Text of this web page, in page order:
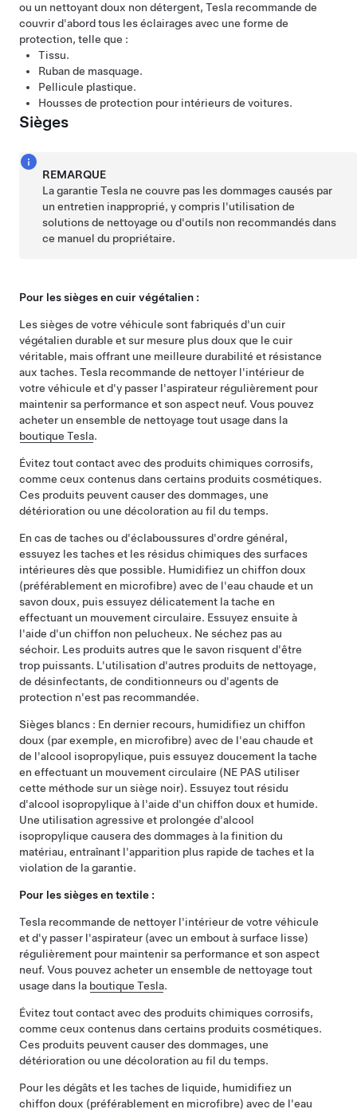
ou un nettoyant doux non détergent, Tesla recommande de
couvrir d'abord tous les éclairages avec une forme de
protection, telle que :
Tissu.
Ruban de masquage.
Pellicule plastique.
Housses de protection pour intérieurs de voitures.
Sièges
REMARQUE
La garantie Tesla ne couvre pas les dommages causés par
un entretien inapproprié, y compris l'utilisation de
solutions de nettoyage ou d'outils non recommandés dans
ce manuel du propriétaire.
Pour les sièges en cuir végétalien :
Les sièges de votre véhicule sont fabriqués d'un cuir
végétalien durable et sur mesure plus doux que le cuir
véritable, mais offrant une meilleure durabilité et résistance
aux taches. Tesla recommande de nettoyer l'intérieur de
votre véhicule et d'y passer l'aspirateur régulièrement pour
maintenir sa performance et son aspect neuf. Vous pouvez
acheter un ensemble de nettoyage tout usage dans la
boutique Tesla.
Évitez tout contact avec des produits chimiques corrosifs,
comme ceux contenus dans certains produits cosmétiques.
Ces produits peuvent causer des dommages, une
détérioration ou une décoloration au fil du temps.
En cas de taches ou d'éclaboussures d'ordre général,
essuyez les taches et les résidus chimiques des surfaces
intérieures dès que possible. Humidifiez un chiffon doux
(préférablement en microfibre) avec de l'eau chaude et un
savon doux, puis essuyez délicatement la tache en
effectuant un mouvement circulaire. Essuyez ensuite à
l'aide d'un chiffon non pelucheux. Ne séchez pas au
séchoir. Les produits autres que le savon risquent d'être
trop puissants. L'utilisation d'autres produits de nettoyage,
de désinfectants, de conditionneurs ou d'agents de
protection n'est pas recommandée.
Sièges blancs : En dernier recours, humidifiez un chiffon
doux (par exemple, en microfibre) avec de l'eau chaude et
de l'alcool isopropylique, puis essuyez doucement la tache
en effectuant un mouvement circulaire (NE PAS utiliser
cette méthode sur un siège noir). Essuyez tout résidu
d'alcool isopropylique à l'aide d'un chiffon doux et humide.
Une utilisation agressive et prolongée d'alcool
isopropylique causera des dommages à la finition du
matériau, entraînant l'apparition plus rapide de taches et la
violation de la garantie.
Pour les sièges en textile :
Tesla recommande de nettoyer l'intérieur de votre véhicule
et d'y passer l'aspirateur (avec un embout à surface lisse)
régulièrement pour maintenir sa performance et son aspect
neuf. Vous pouvez acheter un ensemble de nettoyage tout
usage dans la boutique Tesla.
Évitez tout contact avec des produits chimiques corrosifs,
comme ceux contenus dans certains produits cosmétiques.
Ces produits peuvent causer des dommages, une
détérioration ou une décoloration au fil du temps.
Pour les dégâts et les taches de liquide, humidifiez un
chiffon doux (préférablement en microfibre) avec de l'eau